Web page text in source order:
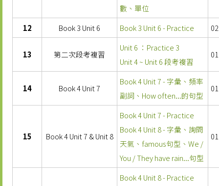
數、單位
12 Book 3 Unit 6 Book 3 Unit 6 - Practice
13 第二次段考複習
Unit 6 ：Practice 3
Unit 4 ~ Unit 6 段考複習
14 Book 4 Unit 7
Book 4 Unit 7 - 字彙、頻率
副詞、How often...的句型
15 Book 4 Unit 7 & Unit 8
Book 4 Unit 7 - Practice
Book 4 Unit 8 - 字彙、詢問
天氣、famous句型、We /
You / They have rain...句型
Book 4 Unit 8 - Practice